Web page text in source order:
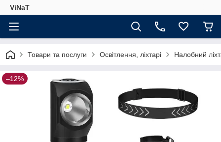
ViNaT
Товари та послуги Освітлення, ліхтарі Налобний
–12%